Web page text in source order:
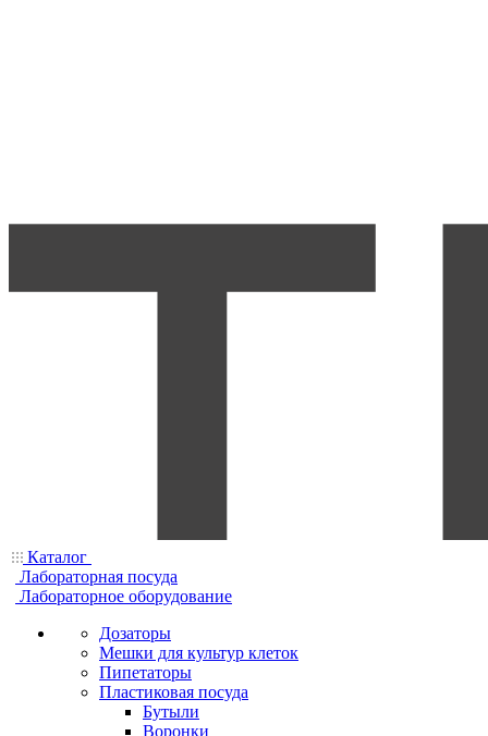
Каталог
Лабораторная посуда
Лабораторное оборудование
Дозаторы
Мешки для культур клеток
Пипетаторы
Пластиковая посуда
Бутыли
Воронки